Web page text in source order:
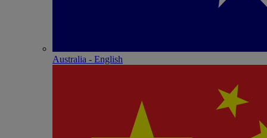
Australia - English